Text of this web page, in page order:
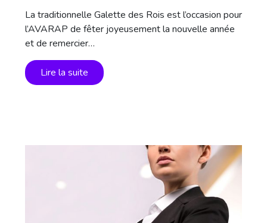
La traditionnelle Galette des Rois est l’occasion pour
l’AVARAP de fêter joyeusement la nouvelle année
et de remercier…
Lire la suite